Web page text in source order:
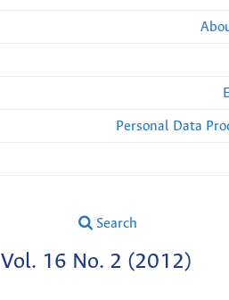
Personal Data
Search
Vol. 16 No. 2 (2012)